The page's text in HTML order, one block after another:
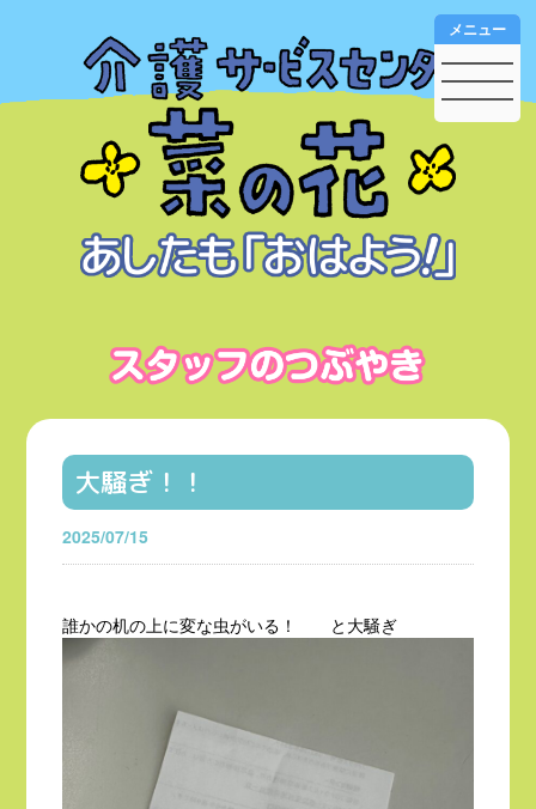
メニュー
大騒ぎ！！
2025/07/15
誰かの机の上に変な虫がいる！ と大騒ぎ